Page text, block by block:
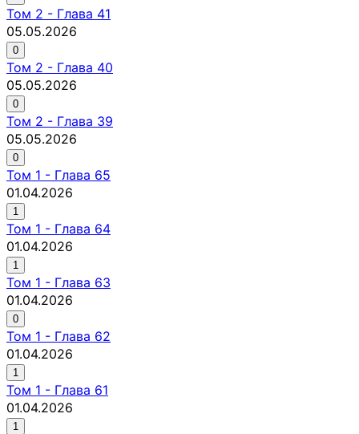
Том 2 - Глава 41
05.05.2026
0
Том 2 - Глава 40
05.05.2026
0
Том 2 - Глава 39
05.05.2026
0
Том 1 - Глава 65
01.04.2026
1
Том 1 - Глава 64
01.04.2026
1
Том 1 - Глава 63
01.04.2026
0
Том 1 - Глава 62
01.04.2026
1
Том 1 - Глава 61
01.04.2026
1